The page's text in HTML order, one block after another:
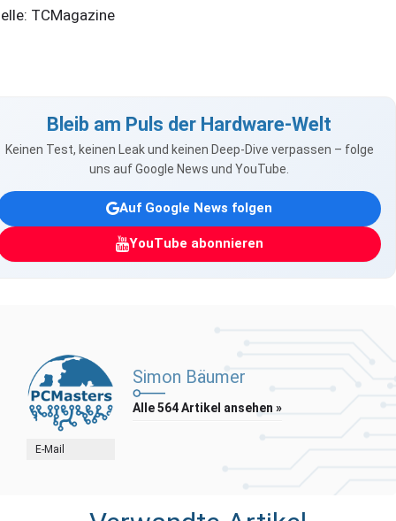
TCMagazine
Bleib am Puls der Hardware-Welt
Keinen Test, keinen Leak und keinen Deep-Dive verpassen – folge
uns auf Google News und YouTube.
Auf Google News folgen
YouTube abonnieren
E-Mail
Simon Bäumer
Alle 564 Artikel ansehen »